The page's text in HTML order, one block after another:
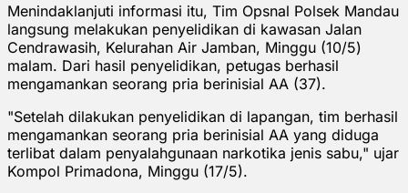
Menindaklanjuti informasi itu, Tim Opsnal Polsek Mandau
langsung melakukan penyelidikan di kawasan Jalan
Cendrawasih, Kelurahan Air Jamban, Minggu (10/5)
malam. Dari hasil penyelidikan, petugas berhasil
mengamankan seorang pria berinisial AA (37).
"Setelah dilakukan penyelidikan di lapangan, tim berhasil
mengamankan seorang pria berinisial AA yang diduga
terlibat dalam penyalahgunaan narkotika jenis sabu," ujar
Kompol Primadona, Minggu (17/5).